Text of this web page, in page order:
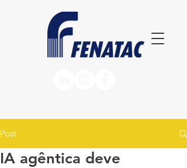
Post
IA agêntica deve